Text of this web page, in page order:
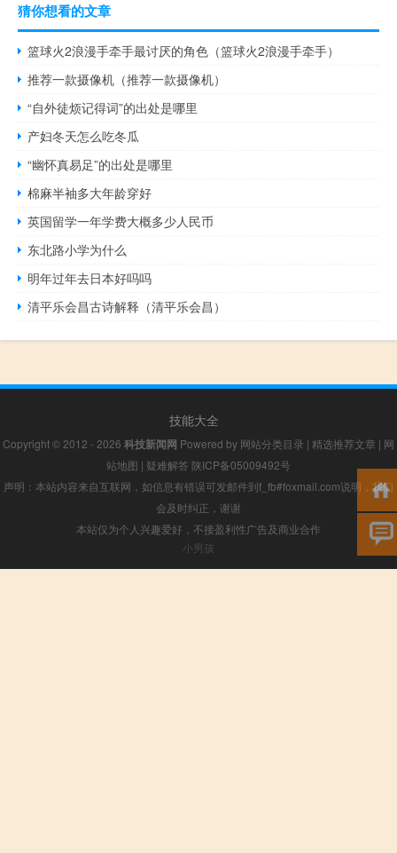
猜你想看的文章
篮球火2浪漫手牵手最讨厌的角色（篮球火2浪漫手牵手）
推荐一款摄像机（推荐一款摄像机）
“自外徒烦记得词”的出处是哪里
产妇冬天怎么吃冬瓜
“幽怀真易足”的出处是哪里
棉麻半袖多大年龄穿好
英国留学一年学费大概多少人民币
东北路小学为什么
明年过年去日本好吗吗
清平乐会昌古诗解释（清平乐会昌）
技能大全
Copyright © 2012 - 2026 科技新闻网 Powered by 网站分类目录 | 精选推荐文章 | 网
站地图 | 疑难解答 陕ICP备05009492号
声明：本站内容来自互联网，如信息有错误可发邮件到f_fb#foxmail.com说明，我们
会及时纠正，谢谢
本站仅为个人兴趣爱好，不接盈利性广告及商业合作
小男孩